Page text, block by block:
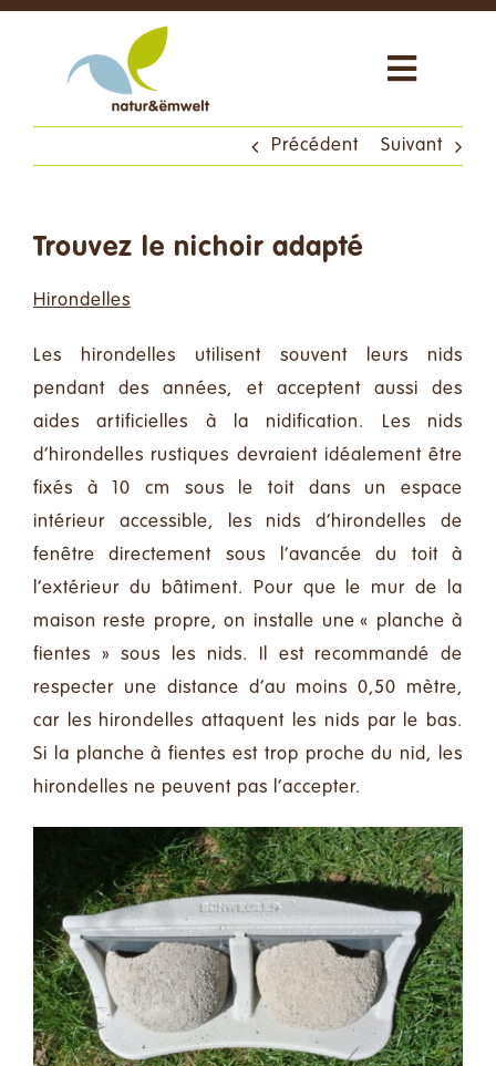
Passer
contenu
Toggle
Qui sommes-nous ?
Soutenez-nous
Shop
Faire un don
Rechercher:
Français
Précédent Suivant
Trouvez le nichoir adapté
Hirondelles
Les hirondelles utilisent souvent leurs nids
pendant des années, et acceptent aussi des
aides artificielles à la nidification. Les nids
d’hirondelles rustiques devraient idéalement être
fixés à 10 cm sous le toit dans un espace
intérieur accessible, les nids d’hirondelles de
fenêtre directement sous l’avancée du toit à
l’extérieur du bâtiment. Pour que le mur de la
maison reste propre, on installe une « planche à
fientes » sous les nids. Il est recommandé de
respecter une distance d’au moins 0,50 mètre,
car les hirondelles attaquent les nids par le bas.
Si la planche à fientes est trop proche du nid, les
hirondelles ne peuvent pas l’accepter.